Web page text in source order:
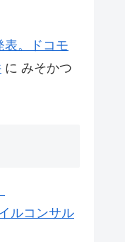
表。ドコモ
に みそかつ
ルコンサル